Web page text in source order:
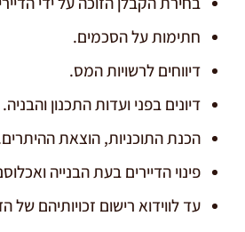
חתימות על הסכמים.
דיווחים לרשויות המס.
דיונים בפני ועדות התכנון והבניה.
הכנת התוכניות, הוצאת
פינוי הדיירים בעת הבנייה
עד לווידוא רישום זכויותיהם של